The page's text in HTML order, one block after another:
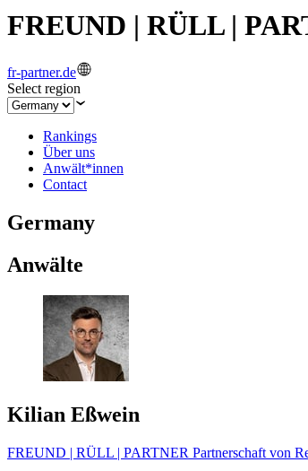
FREUND | RÜLL |
fr-partner.de
Select region
Rankings
Über uns
Anwält*innen
Contact
Germany
Anwälte
Kilian Eßwein
FREUND | RÜLL | PARTNER Partnerschaft von